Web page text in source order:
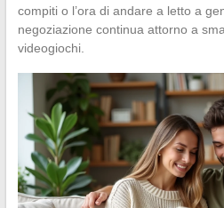
compiti o l’ora di andare a letto a
negoziazione continua attorno a
videogiochi.